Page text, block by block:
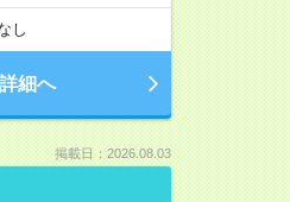
し
詳細へ
掲載日：2026.08.03